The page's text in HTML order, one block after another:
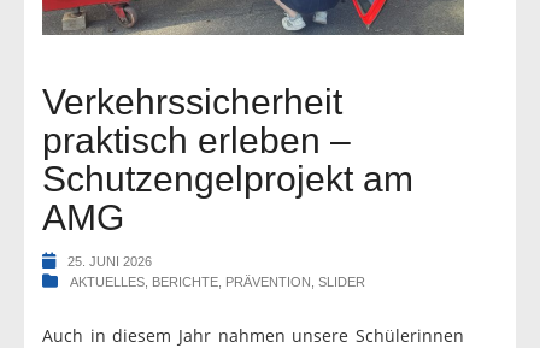
Verkehrssicherheit
praktisch erleben –
Schutzengelprojekt am
AMG
25. JUNI 2026
AKTUELLES BERICHTE PRÄVENTION SLIDER
Auch in diesem Jahr nahmen unsere Schülerinnen